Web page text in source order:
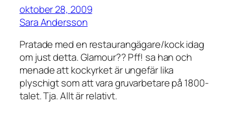
oktober 28, 2009
Sara Andersson
Pratade med en restaurangägare/kock idag
om just detta. Glamour?? Pff! sa han och
menade att kockyrket är ungefär lika
plyschigt som att vara gruvarbetare på 1800-
talet. Tja. Allt är relativt.